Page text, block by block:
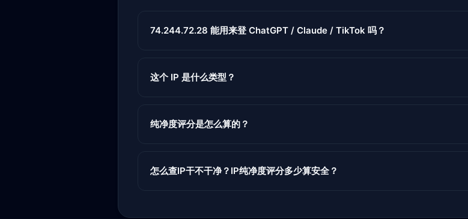
74.244.72.28 能用来登 ChatGPT / Claude / TikTok 吗？
这个 IP 是什么类型？
纯净度评分是怎么算的？
怎么查IP干不干净？IP纯净度评分多少算安全？